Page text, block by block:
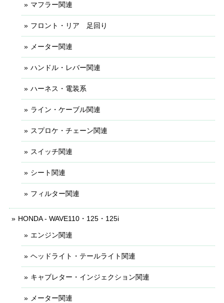
マフラー関連
フロント・リア 足回り
メーター関連
ハンドル・レバー関連
ハーネス・電装系
ライン・ケーブル関連
スプロケ・チェーン関連
スイッチ関連
シート関連
フィルター関連
HONDA - WAVE110・125・125i
エンジン関連
ヘッドライト・テールライト関連
キャブレター・インジェクション関連
メーター関連